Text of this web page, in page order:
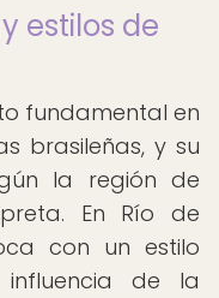
estilos de
fundamental en
brasileñas, y su
la región de
En Río de
con un estilo
de la